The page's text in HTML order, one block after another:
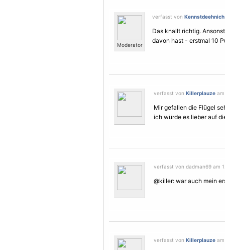
Moderator
verfasst von Kennstdeehnich
Das knallt richtig.
davon hast - erstmal 10
verfasst von Killerplauze
Mir gefallen die Flügel
ich würde es lieber auf
verfasst von dadman69 am
@killer: war auch mein
verfasst von Killerplauze